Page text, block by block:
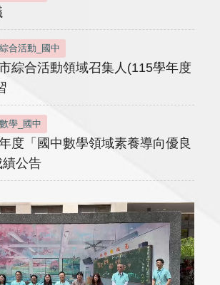
綜合活動_國中
綜合活動領域召集人(115學年度
數學_國中
度「國中數學領域素養導向優良
公告